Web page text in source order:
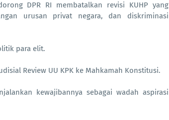
DPR RI membatalkan revisi KUHP yang
urusan privat negara, dan diskriminasi
para elit.
Review UU KPK ke Mahkamah Konstitusi.
kewajibannya sebagai wadah aspirasi